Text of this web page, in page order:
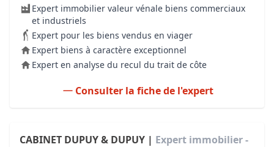
Expert immobilier valeur vénale biens commerciaux
et industriels
Expert pour les biens vendus en viager
Expert biens à caractère exceptionnel
Expert en analyse du recul du trait de côte
Consulter la fiche de l'expert
CABINET DUPUY & DUPUY | Expert immobilier -